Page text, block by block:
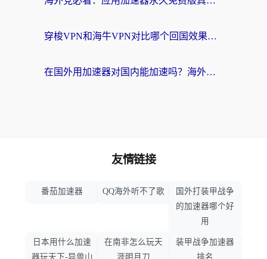
穿梭VPN和海牛VPN对比哪个回国效果更好？海外华人亲测3款热门加速器+避坑指南
在国外用加速器对国内能加速吗？海外党亲测有效的无缝访问指南
友情链接
番茄加速器 QQ海外听不了歌
国外打装甲战争
的加速器哪个好
用
日本用什么加速
器玩天下-异兽山
在南非怎么玩天
涯明月刀
装甲战争加速器
排名